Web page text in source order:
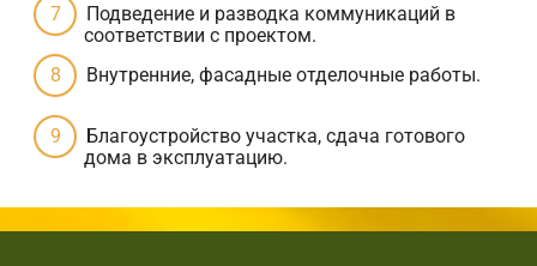
Подведение и разводка коммуникаций в
соответствии с проектом.
Внутренние, фасадные отделочные работы.
Благоустройство участка, сдача готового
дома в эксплуатацию.